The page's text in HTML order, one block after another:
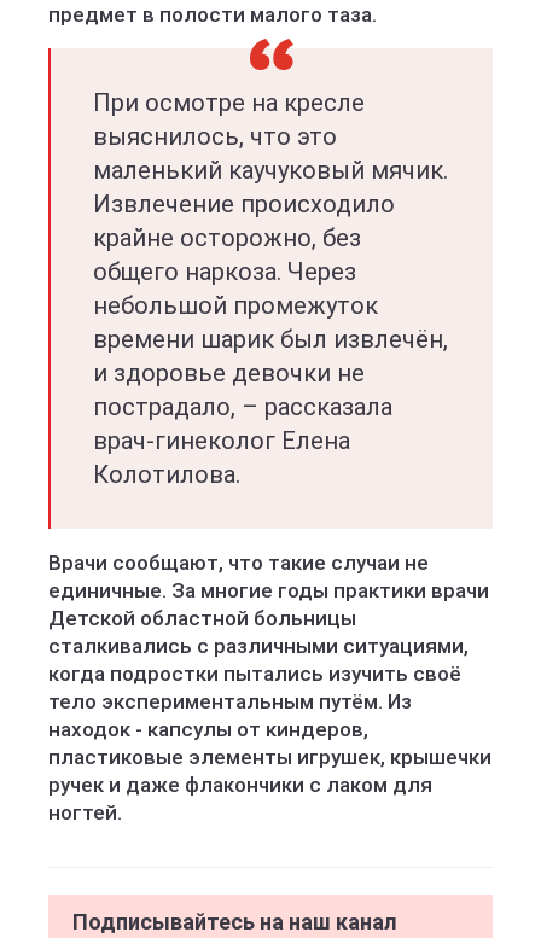
предмет в полости малого таза.
При осмотре на кресле
выяснилось, что это
маленький каучуковый мячик.
Извлечение происходило
крайне осторожно, без
общего наркоза. Через
небольшой промежуток
времени шарик был извлечён,
и здоровье девочки не
пострадало, – рассказала
врач-гинеколог Елена
Колотилова.
Врачи сообщают, что такие случаи не
единичные. За многие годы практики врачи
Детской областной больницы
сталкивались с различными ситуациями,
когда подростки пытались изучить своё
тело экспериментальным путём. Из
находок - капсулы от киндеров,
пластиковые элементы игрушек, крышечки
ручек и даже флакончики с лаком для
ногтей.
Подписывайтесь на наш канал